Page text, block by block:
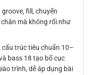
fill, chuyển
mà không rối như
cấu trúc tiêu chuẩn 10–
bass 18 tạo bố cục
trình, dễ áp dụng bài